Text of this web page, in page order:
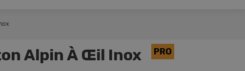
Alpin À Œil Inox